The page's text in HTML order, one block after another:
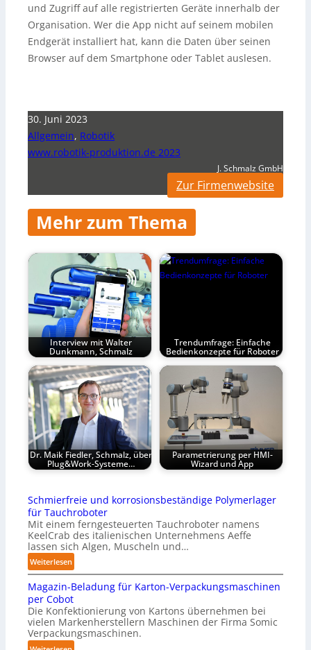
und Zugriff auf alle registrierten Geräte innerhalb der
Organisation. Wer die App nicht auf seinem mobilen
Endgerät installiert hat, kann die Daten über seinen
Browser auf dem Smartphone oder Tablet auslesen.
30. Juni 2023
Allgemein, Robotik
www.robotik-produktion.de 2023
J. Schmalz GmbH
Zur Firmenwebsite
Mehr zum Thema
Interview mit Walter
Dunkmann, Schmalz
Trendumfrage: Einfache
Bedienkonzepte für Roboter
Dr. Maik Fiedler, Schmalz, über
Plug&Work-Systeme…
Parametrierung per HMI-
Wizard und App
Schmierfreie und korrosionsbeständige Polymerlager
für Tauchroboter
Mit einem ferngesteuerten Tauchroboter namens
KeelCrab des italienischen Unternehmens Aeffe
lassen sich Algen, Muscheln und…
Weiterlesen:
S
c
h
m
i
e
Magazin-Beladung für Karton-Verpackungsmaschinen
per Cobot
Die Konfektionierung von Kartons übernehmen bei
vielen Markenherstellern Maschinen der Firma Somic
Verpackungsmaschinen.